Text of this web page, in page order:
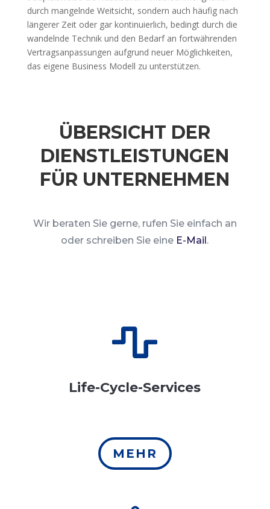
durch mangelnde Weitsicht, sondern auch häufig nach
längerer Zeit oder gar kontinuierlich, bedingt durch die
wandelnde Technik und den Bedarf an fortwährenden
Vertragsanpassungen aufgrund neuer Möglichkeiten,
das eigene Business Modell zu unterstützen.
ÜBERSICHT DER
DIENSTLEISTUNGEN
FÜR UNTERNEHMEN
Wir beraten Sie gerne, rufen Sie einfach an
oder schreiben Sie eine E-Mail .

Life-Cycle-Services
MEHR